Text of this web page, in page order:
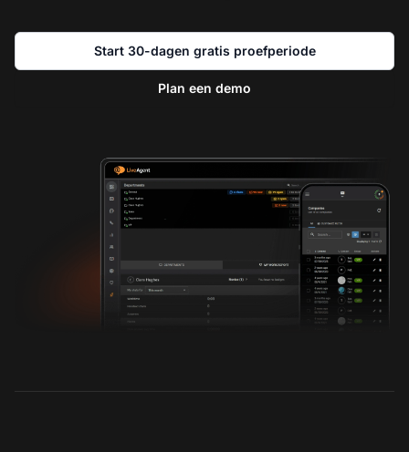
Start 30-dagen gratis proefperiode
Plan een demo